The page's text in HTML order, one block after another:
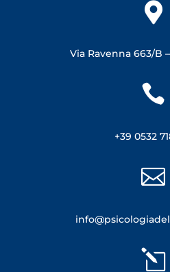

Via Ravenna 663/B –

+39 0532

l